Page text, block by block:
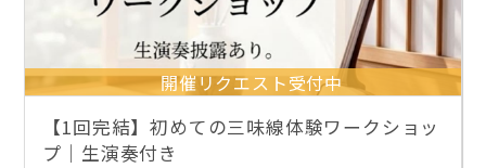
開催リクエスト受付中
【1回完結】初めての三味線体験ワークショッ
プ｜生演奏付き